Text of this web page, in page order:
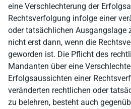
eine Verschlechterung der
Rechtsverfolgung infolge einer
oder tatsächlichen Ausgangslage
nicht erst dann, wenn die
geworden ist. Die Pflicht des
Mandanten über eine
Erfolgsaussichten einer
veränderten rechtlichen oder
zu belehren, besteht auch